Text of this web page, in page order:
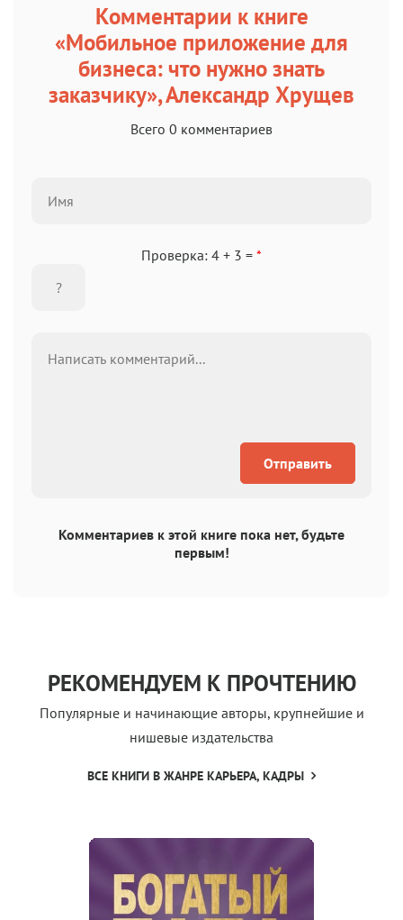
Комментарии к книге
«Мобильное приложение для
бизнеса: что нужно знать
заказчику», Александр Хрущев
Всего 0 комментариев
Проверка: 4 + 3 = *
Отправить
Комментариев к этой книге пока нет, будьте
первым!
РЕКОМЕНДУЕМ К ПРОЧТЕНИЮ
Популярные и начинающие авторы, крупнейшие и
нишевые издательства
ВСЕ КНИГИ В ЖАНРЕ КАРЬЕРА, КАДРЫ